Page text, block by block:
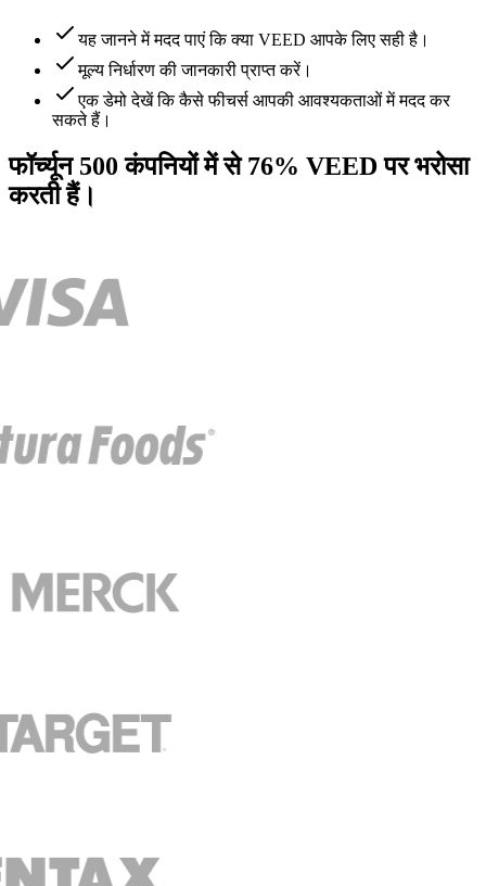
यह जानने में मदद पाएं कि क्या VEED आपके लिए सही है।
मूल्य निर्धारण की जानकारी प्राप्त करें।
एक डेमो देखें कि कैसे फीचर्स आपकी आवश्यकताओं में मदद कर
सकते हैं।
फॉर्च्यून 500 कंपनियों में से 76% VEED पर भरोसा
करती हैं।